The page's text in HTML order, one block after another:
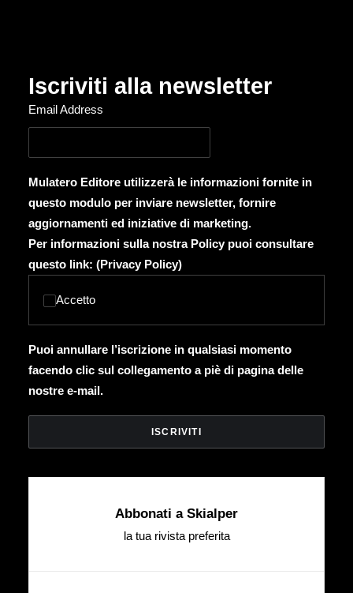
Iscriviti alla newsletter
Email Address
Mulatero Editore utilizzerà le informazioni fornite in
questo modulo per inviare newsletter, fornire
aggiornamenti ed iniziative di marketing.
Per informazioni sulla nostra Policy puoi consultare
questo link: (Privacy Policy)
Accetto
Puoi annullare l’iscrizione in qualsiasi momento
facendo clic sul collegamento a piè di pagina delle
nostre e-mail.
Abbonati a Skialper
la tua rivista preferita